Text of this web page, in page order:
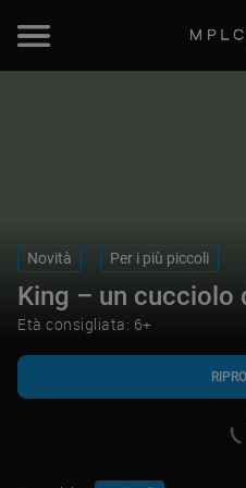
Novità Per i più piccoli
King – un cucciolo
Età consigliata: 6+